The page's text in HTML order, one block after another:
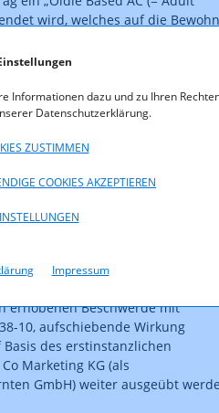
Informationen dazu und zu Ihren
Datenschutzerklärung.
ZUSTIMMEN
COOKIES AKZEPTIEREN
Impressum
wird, welches auf die
eine Mischung von Pop- und
Oldie-Austro-Popmusik gesendet.
aus der unmittelbaren
sind ua. lokale Nachrichten mit
chronikale, kulturelle und
Servicebeiträgen, ein
und lokale
Rubriken wird Vertretern der
eine Plattform
eigenständiges moderiertes
Nachrichten werden
der Zeit von 18:00 Uhr bis 6:00
gesendet.“
erhobenen Beschwerde mit
10, aufschiebende Wirkung
des erstinstanzlichen
Marketing KG (als
GmbH) weiter ausgeübt